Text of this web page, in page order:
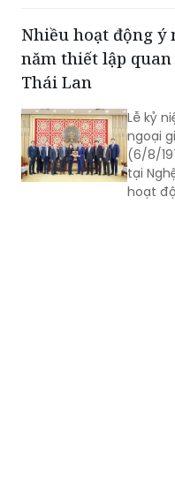
Nhiều hoạt động ý
năm thiết lập
Thái Lan
Lễ kỷ
ngoại
(6/8/
tại
hoạt